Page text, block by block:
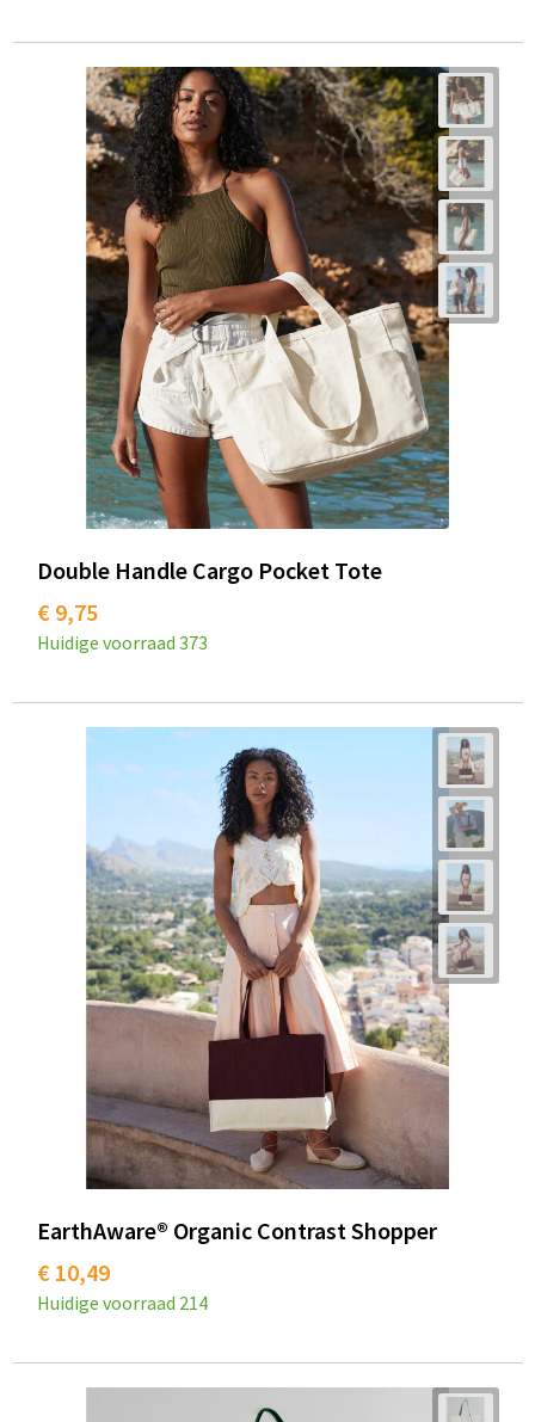
Double Handle Cargo Pocket Tote
€ 9,75
Huidige voorraad 373
EarthAware® Organic Contrast Shopper
€ 10,49
Huidige voorraad 214